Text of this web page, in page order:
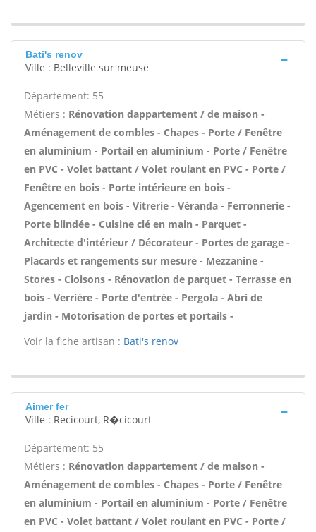
Bati's renov
Ville : Belleville sur meuse
Département: 55
Métiers : Rénovation dappartement / de maison -
Aménagement de combles - Chapes - Porte / Fenêtre
en aluminium - Portail en aluminium - Porte / Fenêtre
en PVC - Volet battant / Volet roulant en PVC - Porte /
Fenêtre en bois - Porte intérieure en bois -
Agencement en bois - Vitrerie - Véranda - Ferronnerie -
Porte blindée - Cuisine clé en main - Parquet -
Architecte d'intérieur / Décorateur - Portes de garage -
Placards et rangements sur mesure - Mezzanine -
Stores - Cloisons - Rénovation de parquet - Terrasse en
bois - Verrière - Porte d'entrée - Pergola - Abri de
jardin - Motorisation de portes et portails -
Voir la fiche artisan : Bati's renov
Aimer fer
Ville : Recicourt, R�cicourt
Département: 55
Métiers : Rénovation dappartement / de maison -
Aménagement de combles - Chapes - Porte / Fenêtre
en aluminium - Portail en aluminium - Porte / Fenêtre
en PVC - Volet battant / Volet roulant en PVC - Porte /